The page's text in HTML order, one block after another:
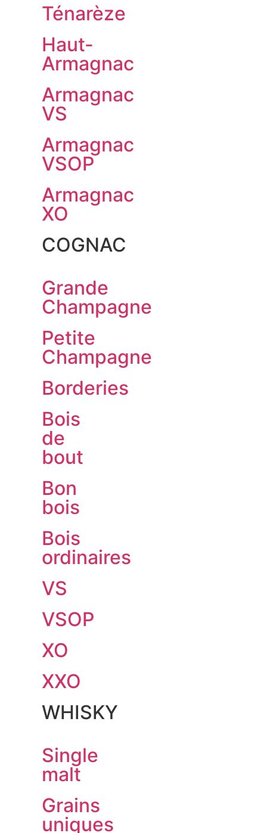
Ténarèze
Haut-
Armagnac
Armagnac
VS
Armagnac
VSOP
Armagnac
XO
COGNAC
Grande
Champagne
Petite
Champagne
Borderies
Bois
de
bout
Bon
bois
Bois
ordinaires
VS
VSOP
XO
XXO
WHISKY
Single
malt
Grains
uniques